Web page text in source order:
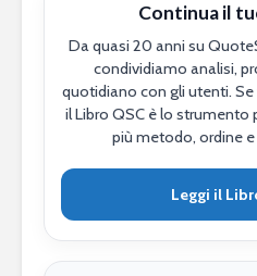
Continua il
Da quasi 20 anni su
condividiamo analisi,
quotidiano con gli utenti.
il Libro QSC è lo strumento
più metodo, ordine
Leggi il